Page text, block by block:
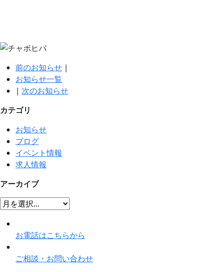
前のお知らせ |
お知らせ一覧
| 次のお知らせ
カテゴリ
お知らせ
ブログ
イベント情報
求人情報
アーカイブ
お電話はこちらから
ご相談・お問い合わせ